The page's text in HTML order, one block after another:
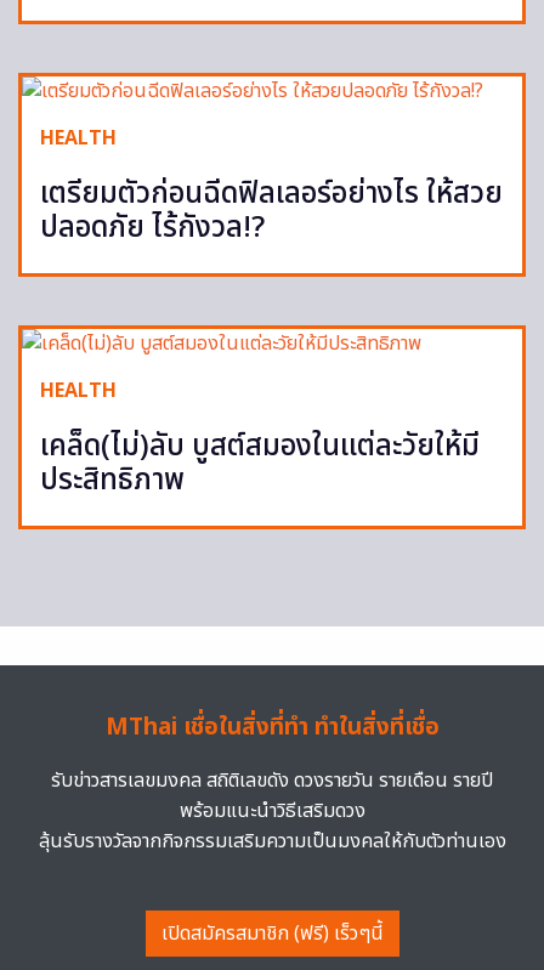
HEALTH
เตรียมตัวก่อนฉีดฟิลเลอร์อย่างไร ให้สวย
ปลอดภัย ไร้กังวล!?
HEALTH
เคล็ด(ไม่)ลับ บูสต์สมองในแต่ละวัยให้มี
ประสิทธิภาพ
MThai เชื่อในสิ่งที่ทำ ทำในสิ่งที่เชื่อ
รับข่าวสารเลขมงคล สถิติเลขดัง ดวงรายวัน รายเดือน รายปี
พร้อมแนะนำวิธีเสริมดวง
ลุ้นรับรางวัลจากกิจกรรมเสริมความเป็นมงคลให้กับตัวท่านเอง
เปิดสมัครสมาชิก (ฟรี) เร็วๆนี้